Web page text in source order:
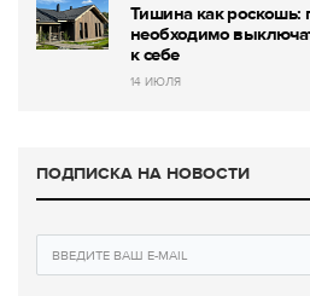
Тишина как роскошь:
необходимо
к себе
14 ИЮЛЯ
ПОДПИСКА НА НОВОСТИ